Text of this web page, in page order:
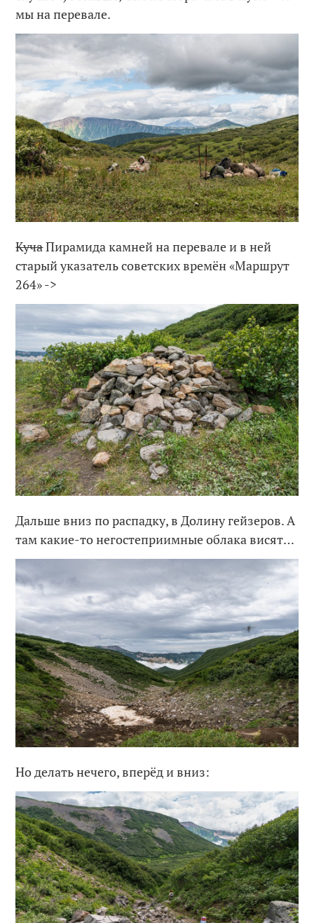
мы на перевале.
КучаПирамида камней на перевале и в ней
старый указатель советских времён «Маршрут
264» ->
Дальше вниз по распадку, в Долину гейзеров. А
там какие-то негостеприимные облака висят…
Но делать нечего, вперёд и вниз: